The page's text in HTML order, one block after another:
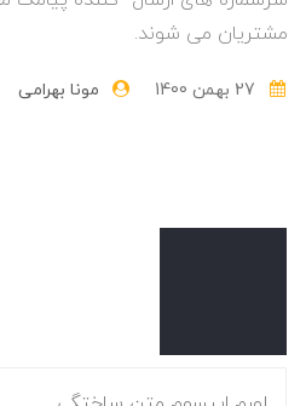
مشتریان می شوند.
مونا بهرامی